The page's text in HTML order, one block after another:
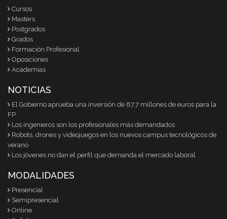
Cursos
Masters
Postgrados
Grados
Formación Profesional
Oposiciones
Academias
NOTICIAS
El Gobierno aprueba una inversión de 87,7 millones de euros para la
FP
Los ingenieros son los profesionales más demandados
Robots, drones y videojuegos en los nuevos campus tecnológicos de
verano
Los jóvenes no dan el perfil que demanda el mercado laboral
MODALIDADES
Presencial
Semipresencial
Online